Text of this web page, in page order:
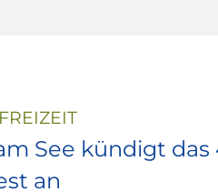
See kündigt das
an